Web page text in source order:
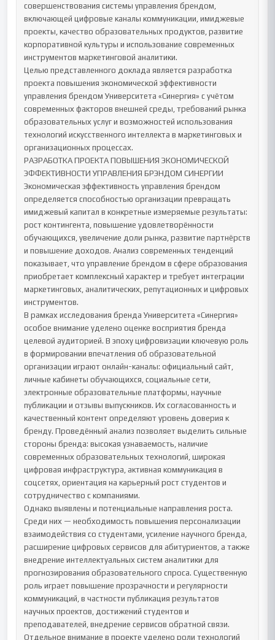
совершенствования системы управления брендом,
включающей цифровые каналы коммуникации, имиджевые
проекты, качество образовательных продуктов, развитие
корпоративной культуры и использование современных
инструментов маркетинговой аналитики.
Целью представленного доклада является разработка
проекта повышения экономической эффективности
управления брендом Университета «Синергия» с учётом
современных факторов внешней среды, требований рынка
образовательных услуг и возможностей использования
технологий искусственного интеллекта в маркетинговых и
организационных процессах.
РАЗРАБОТКА ПРОЕКТА ПОВЫШЕНИЯ ЭКОНОМИЧЕСКОЙ
ЭФФЕКТИВНОСТИ УПРАВЛЕНИЯ БРЭНДОМ СИНЕРГИИ
Экономическая эффективность управления брендом
определяется способностью организации превращать
имиджевый капитал в конкретные измеряемые результаты:
рост контингента, повышение удовлетворённости
обучающихся, увеличение доли рынка, развитие партнёрств
и повышение доходов. Анализ современных тенденций
показывает, что управление брендом в сфере образования
приобретает комплексный характер и требует интеграции
маркетинговых, аналитических, репутационных и цифровых
инструментов.
В рамках исследования бренда Университета «Синергия»
особое внимание уделено оценке восприятия бренда
целевой аудиторией. В эпоху цифровизации ключевую роль
в формировании впечатления об образовательной
организации играют онлайн-каналы: официальный сайт,
личные кабинеты обучающихся, социальные сети,
электронные образовательные платформы, научные
публикации и отзывы выпускников. Их согласованность и
качественный контент определяют уровень доверия к
бренду. Проведённый анализ позволяет выделить сильные
стороны бренда: высокая узнаваемость, наличие
современных образовательных технологий, широкая
цифровая инфраструктура, активная коммуникация в
соцсетях, ориентация на карьерный рост студентов и
сотрудничество с компаниями.
Однако выявлены и потенциальные направления роста.
Среди них — необходимость повышения персонализации
взаимодействия со студентами, усиление научного бренда,
расширение цифровых сервисов для абитуриентов, а также
внедрение интеллектуальных систем аналитики для
прогнозирования образовательного спроса. Существенную
роль играет повышение прозрачности и регулярности
коммуникаций, в частности публикация результатов
научных проектов, достижений студентов и
преподавателей, внедрение сервисов обратной связи.
Отдельное внимание в проекте уделено роли технологий